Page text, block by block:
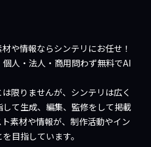
や情報ならシンテリにお任せ！
人・法人・商用問わず無料でAI
限りませんが、シンテリは広く
て生成、編集、監修をして掲載
素材や情報が、制作活動やイン
目指しています。